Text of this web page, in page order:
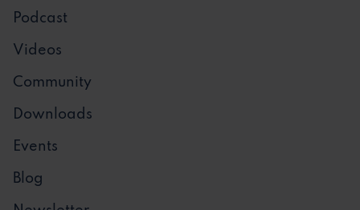
Podcast
Videos
Community
Downloads
Events
Blog